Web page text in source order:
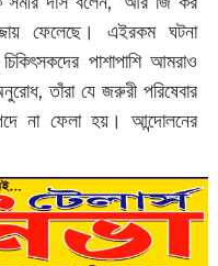
ফেলেছে। এইরকম ঘটনা
পাশাপাশি আমরাও
তাঁরা যে জরুরী পরিষেবার
না ফেলা হয়। আন্দোলনের